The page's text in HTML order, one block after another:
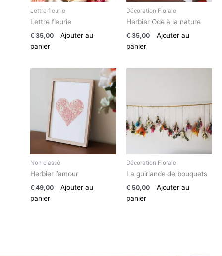
Lettre fleurie
Lettre fleurie
€ 35,00
Ajouter au
panier
Décoration Florale
Herbier Ode à la nature
€35,00
Ajouter au
panier
Non classé
Herbier l’amour
€ 49,00
Ajouter au
panier
Décoration Florale
La guirlande de bouquets
€50,00
Ajouter au
panier